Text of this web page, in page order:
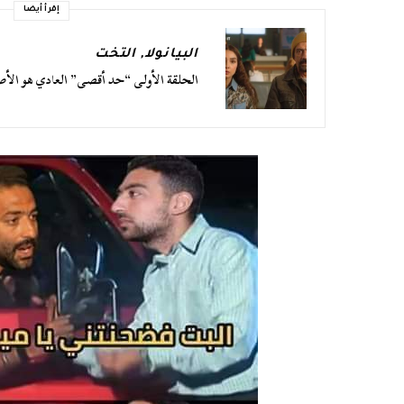
إقرأ أيضا
البيانولا,التخت
الحلقة الأولى “حد أقصى” العادي هو